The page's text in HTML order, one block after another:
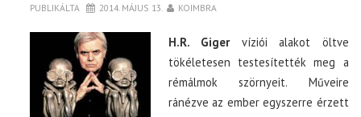
PUBLIKÁLTA 2014. MÁJUS 13. KOIMBRA
H.R. Gigervíziói alakot öltve
tökéletesen testesítették meg a
rémálmok szörnyeit. Műveire
ránézve az ember egyszerre érzett